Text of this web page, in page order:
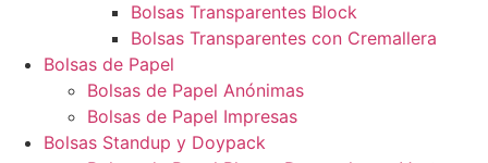
Bolsas Transparentes Block
Bolsas Transparentes con Cremallera
Bolsas de Papel
Bolsas de Papel Anónimas
Bolsas de Papel Impresas
Bolsas Standup y Doypack